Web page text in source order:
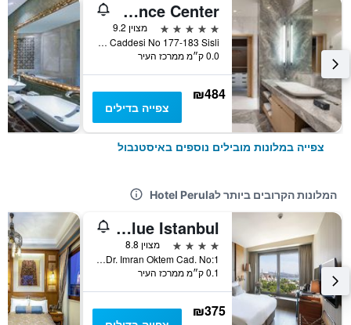
Wyndham Grand Istanbul Levent Hotel & Conference Center
5 כוכבים
מצוין 9.2
Esentepe Mahallesi Buyukdere Caddesi No 177-183 Sisli, איסטנבול, טורקיה
0.0 ק״מ ממרכז העיר
₪484
צפייה בדילים
צפייה במלונות מובילים נוספים באיסטנבול
המלונות הקרובים ביותר לHotel Perula
Hotel Arcadia Blue Istanbul
4 כוכבים
מצוין 8.8
Dr. Imran Oktem Cad. No:1, איסטנבול, טורקיה
0.1 ק״מ ממרכז העיר
₪375